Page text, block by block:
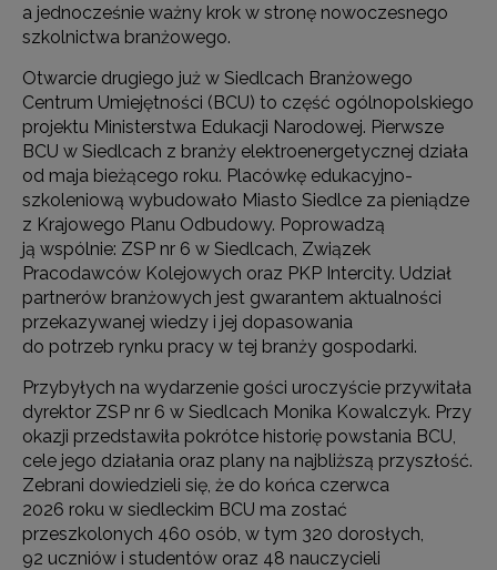
a jednocześnie ważny krok w stronę nowoczesnego
szkolnictwa branżowego.
Otwarcie drugiego już w Siedlcach Branżowego
Centrum Umiejętności (BCU) to część ogólnopolskiego
projektu Ministerstwa Edukacji Narodowej. Pierwsze
BCU w Siedlcach z branży elektroenergetycznej działa
od maja bieżącego roku. Placówkę edukacyjno-
szkoleniową wybudowało Miasto Siedlce za pieniądze
z Krajowego Planu Odbudowy. Poprowadzą
ją wspólnie: ZSP nr 6 w Siedlcach, Związek
Pracodawców Kolejowych oraz PKP Intercity. Udział
partnerów branżowych jest gwarantem aktualności
przekazywanej wiedzy i jej dopasowania
do potrzeb rynku pracy w tej branży gospodarki.
Przybyłych na wydarzenie gości uroczyście przywitała
dyrektor ZSP nr 6 w Siedlcach Monika Kowalczyk. Przy
okazji przedstawiła pokrótce historię powstania BCU,
cele jego działania oraz plany na najbliższą przyszłość.
Zebrani dowiedzieli się, że do końca czerwca
2026 roku w siedleckim BCU ma zostać
przeszkolonych 460 osób, w tym 320 dorosłych,
92 uczniów i studentów oraz 48 nauczycieli